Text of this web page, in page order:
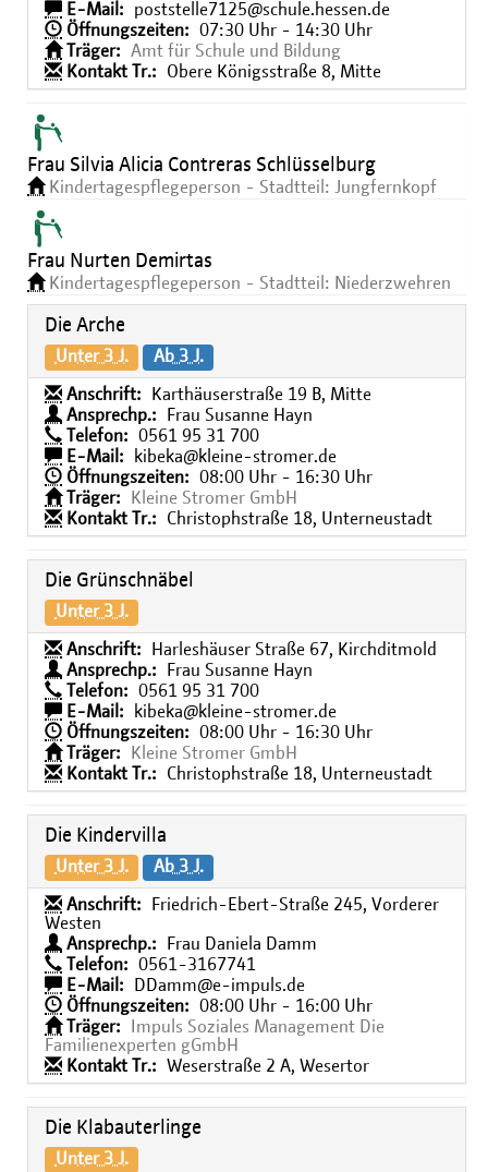
E-Mail:
poststelle7125@schule.hessen.de
Öffnungszeiten:
07:30 Uhr - 14:30 Uhr
Träger:
Amt für Schule und Bildung
Kontakt Tr.:
Obere Königsstraße 8, Mitte
Frau Silvia Alicia Contreras Schlüsselburg
Kindertagespflegeperson - Stadtteil: Jungfernkopf
Frau Nurten Demirtas
Kindertagespflegeperson - Stadtteil: Niederzwehren
Die Arche
Unter 3 J. Ab 3 J.
Anschrift:
Karthäuserstraße 19 B, Mitte
Ansprechp.:
Frau Susanne Hayn
Telefon:
0561 95 31 700
E-Mail:
kibeka@kleine-stromer.de
Öffnungszeiten:
08:00 Uhr - 16:30 Uhr
Träger:
Kleine Stromer GmbH
Kontakt Tr.:
Christophstraße 18, Unterneustadt
Die Grünschnäbel
Unter 3 J.
Anschrift:
Harleshäuser Straße 67, Kirchditmold
Ansprechp.:
Frau Susanne Hayn
Telefon:
0561 95 31 700
E-Mail:
kibeka@kleine-stromer.de
Öffnungszeiten:
08:00 Uhr - 16:30 Uhr
Träger:
Kleine Stromer GmbH
Kontakt Tr.:
Christophstraße 18, Unterneustadt
Die Kindervilla
Unter 3 J. Ab 3 J.
Anschrift:
Friedrich-Ebert-Straße 245, Vorderer
Westen
Ansprechp.:
Frau Daniela Damm
Telefon:
0561-3167741
E-Mail:
DDamm@e-impuls.de
Öffnungszeiten:
08:00 Uhr - 16:00 Uhr
Träger:
Impuls Soziales Management Die
Familienexperten gGmbH
Kontakt Tr.:
Weserstraße 2 A, Wesertor
Die Klabauterlinge
Unter 3 J.